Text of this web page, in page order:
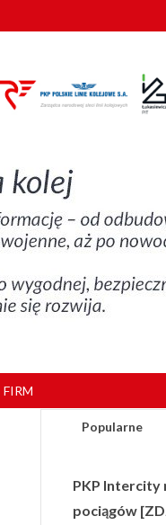
Popularne
PKP Intercity
pociągów